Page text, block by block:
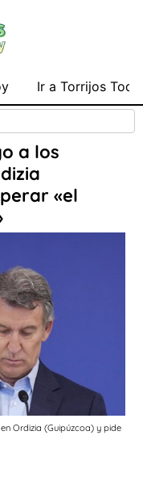
Ir a Torrijos
a los
«el
Ordizia (Guipúzcoa) y pide